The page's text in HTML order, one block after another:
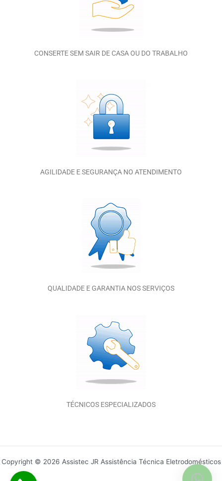
CONSERTE SEM SAIR DE CASA OU DO TRABALHO
AGILIDADE E SEGURANÇA NO ATENDIMENTO
QUALIDADE E GARANTIA NOS SERVIÇOS
TÉCNICOS ESPECIALIZADOS
Copyright © 2026 Assistec JR Assistência Técnica Eletrodomésticos